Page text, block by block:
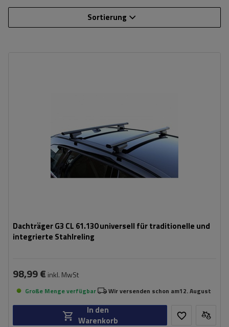
Sortierung
Dachträger G3 CL 61.130 universell für traditionelle und
integrierte Stahlreling
98,99 € inkl. MwSt
Große Menge verfügbar Wir versenden schon am12. August
In den
Warenkorb